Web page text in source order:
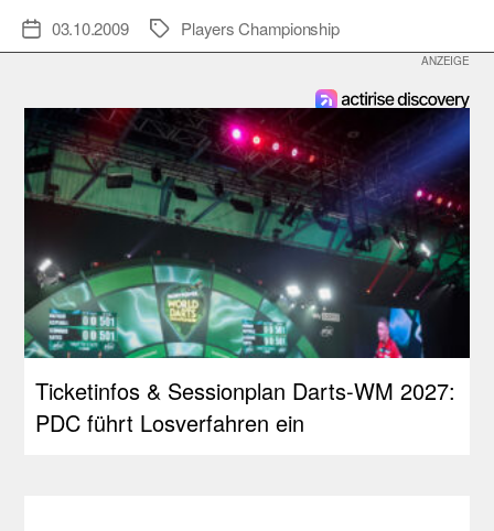
Veröffentlichungsdatum
03.10.2009 Schlagwörter
Players Championship
Ticketinfos & Sessionplan Darts-WM 2027:
PDC führt Losverfahren ein